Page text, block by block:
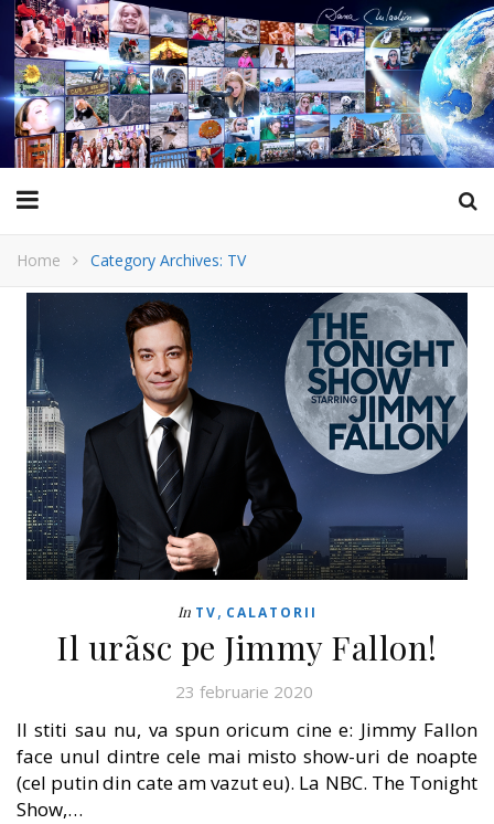
Home Category Archives: TV
In TV, CALATORII
Il urãsc pe Jimmy Fallon!
23 februarie 2020
Il stiti sau nu, va spun oricum cine e: Jimmy Fallon
face unul dintre cele mai misto show-uri de noapte
(cel putin din cate am vazut eu). La NBC. The Tonight
Show,…